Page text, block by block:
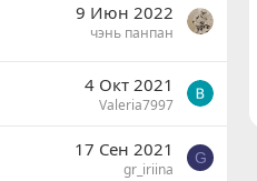
9 Июн 2022
чэнь панпан
4 Окт 2021
Valeria7997
17 Сен 2021
gr_iriina
G